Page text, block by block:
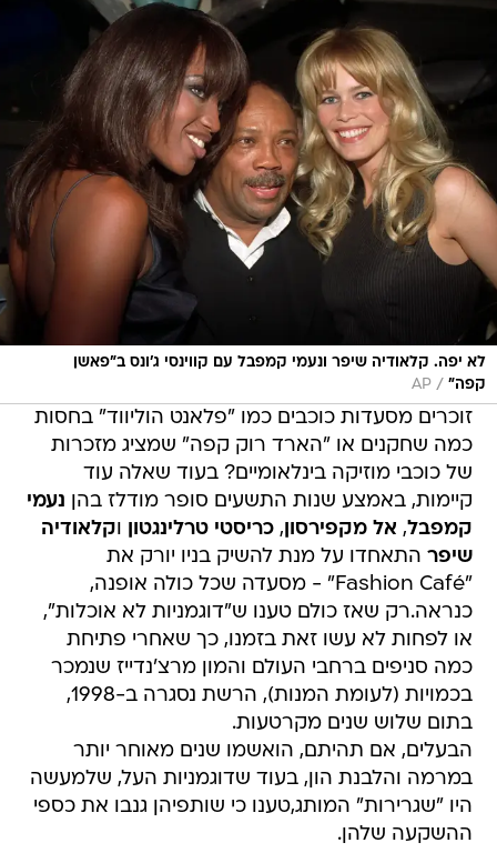
לא יפה. קלאודיה שיפר ונעמי קמפבל עם קווינסי ג'ונס ב"פאשן
קפה" /
AP
זוכרים מסעדות כוכבים כמו "פלאנט הוליווד" בחסות
כמה שחקנים או "הארד רוק קפה" שמציג מזכרות
של כוכבי מוזיקה בינלאומיים? בעוד שאלה עוד
קיימות, באמצע שנות התשעים סופר מודלז בהן נעמי
קמפבל, אל מקפירסון,כריסטי טרלינגטון וקלאודיה
שיפר התאחדו על מנת להשיק בניו יורק את
"Fashion Café" - מסעדה שכל כולה אופנה,
כנראה.רק שאז כולם טענו ש"דוגמניות לא אוכלות",
או לפחות לא עשו זאת בזמנו, כך שאחרי פתיחת
כמה סניפים ברחבי העולם והמון מרצ'נדייז שנמכר
בכמויות (לעומת המנות), הרשת נסגרה ב-1998,
בתום שלוש שנים מקרטעות.
הבעלים, אם תהיתם, הואשמו שנים מאוחר יותר
במרמה והלבנת הון, בעוד שדוגמניות העל, שלמעשה
היו "שגרירות" המותג,טענו כי שותפיהן גנבו את כספי
ההשקעה שלהן.